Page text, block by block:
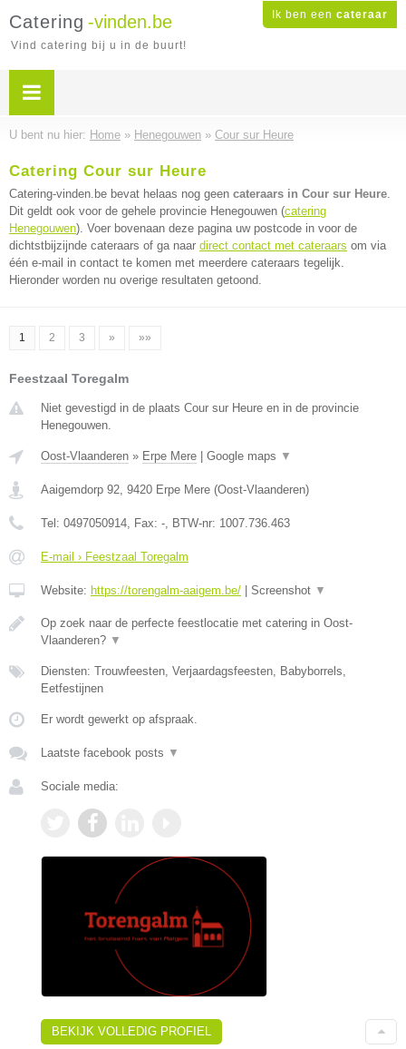
Ik ben een cateraar
Catering -vinden.be
Vind catering bij u in de buurt!
U bent nu hier: Home » Henegouwen » Cour sur Heure
Catering Cour sur Heure
Catering-vinden.be bevat helaas nog geen cateraars in Cour sur Heure.
Dit geldt ook voor de gehele provincie Henegouwen (catering
Henegouwen). Voer bovenaan deze pagina uw postcode in voor de
dichtstbijzijnde cateraars of ga naar direct contact met cateraars om via
één e-mail in contact te komen met meerdere cateraars tegelijk.
Hieronder worden nu overige resultaten getoond.
1 2 3 » »»
Feestzaal Toregalm
Niet gevestigd in de plaats Cour sur Heure en in de provincie
Henegouwen.
Oost-Vlaanderen » Erpe Mere Google maps ▼
Aaigemdorp 92, 9420 Erpe Mere (Oost-Vlaanderen)
Tel: 0497050914, Fax: -, BTW-nr: 1007.736.463
E-mail › Feestzaal Toregalm
Website: https://torengalm-aaigem.be/ Screenshot ▼
Op zoek naar de perfecte feestlocatie met catering in Oost-
Vlaanderen? ▼
Diensten: Trouwfeesten, Verjaardagsfeesten, Babyborrels,
Eetfestijnen
Er wordt gewerkt op afspraak.
Laatste facebook posts ▼
Sociale media:
BEKIJK VOLLEDIG PROFIEL